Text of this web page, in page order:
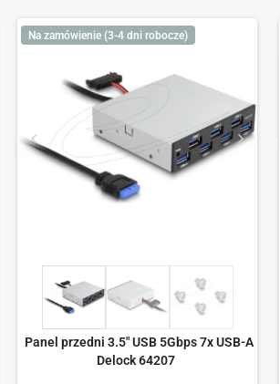
Na zamówienie (3-4 dni robocze)
Panel przedni 3.5" USB 5Gbps 7x USB-A
Delock 64207